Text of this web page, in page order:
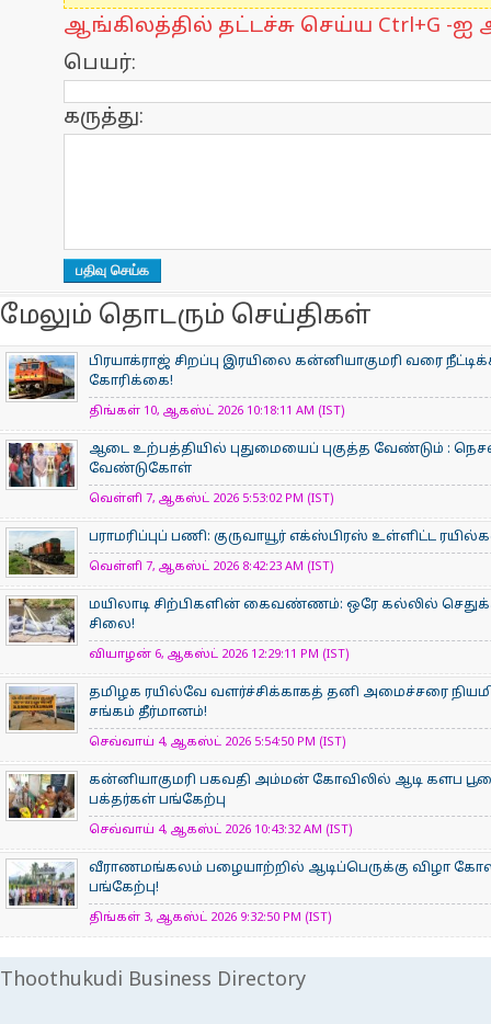
ஆங்கிலத்தில் தட்டச்சு செய்ய Ctrl+G -ஐ
பெயர்:
கருத்து:
மேலும் தொடரும் செய்திகள்
பிரயாக்ராஜ் சிறப்பு இரயிலை கன்னியாகுமரி வரை
கோரிக்கை!
திங்கள் 10, ஆகஸ்ட் 2026 10:18:11 AM (IST)
ஆடை உற்பத்தியில் புதுமையைப் புகுத்த வேண்டும் :
வேண்டுகோள்
வெள்ளி 7, ஆகஸ்ட் 2026 5:53:02 PM (IST)
பராமரிப்புப் பணி: குருவாயூர் எக்ஸ்பிரஸ் உள்ளிட்ட
வெள்ளி 7, ஆகஸ்ட் 2026 8:42:23 AM (IST)
மயிலாடி சிற்பிகளின் கைவண்ணம்: ஒரே கல்லில்
சிலை!
வியாழன் 6, ஆகஸ்ட் 2026 12:29:11 PM (IST)
தமிழக ரயில்வே வளர்ச்சிக்காகத் தனி அமைச்சரை
சங்கம் தீர்மானம்!
செவ்வாய் 4, ஆகஸ்ட் 2026 5:54:50 PM (IST)
கன்னியாகுமரி பகவதி அம்மன் கோவிலில் ஆடி களப
பக்தர்கள் பங்கேற்பு
செவ்வாய் 4, ஆகஸ்ட் 2026 10:43:32 AM (IST)
வீராணமங்கலம் பழையாற்றில் ஆடிப்பெருக்கு விழா
பங்கேற்பு!
திங்கள் 3, ஆகஸ்ட் 2026 9:32:50 PM (IST)
Thoothukudi Business Directory